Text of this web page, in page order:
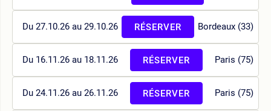
Du 27.10.26 au 29.10.26 Bordeaux (33)
RÉSERVER
Du 16.11.26 au 18.11.26 Paris (75)
RÉSERVER
Du 24.11.26 au 26.11.26 Paris (75)
RÉSERVER